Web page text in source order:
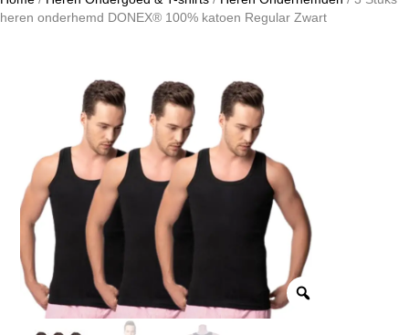
heren onderhemd DONEX® 100% katoen Regular Zwart